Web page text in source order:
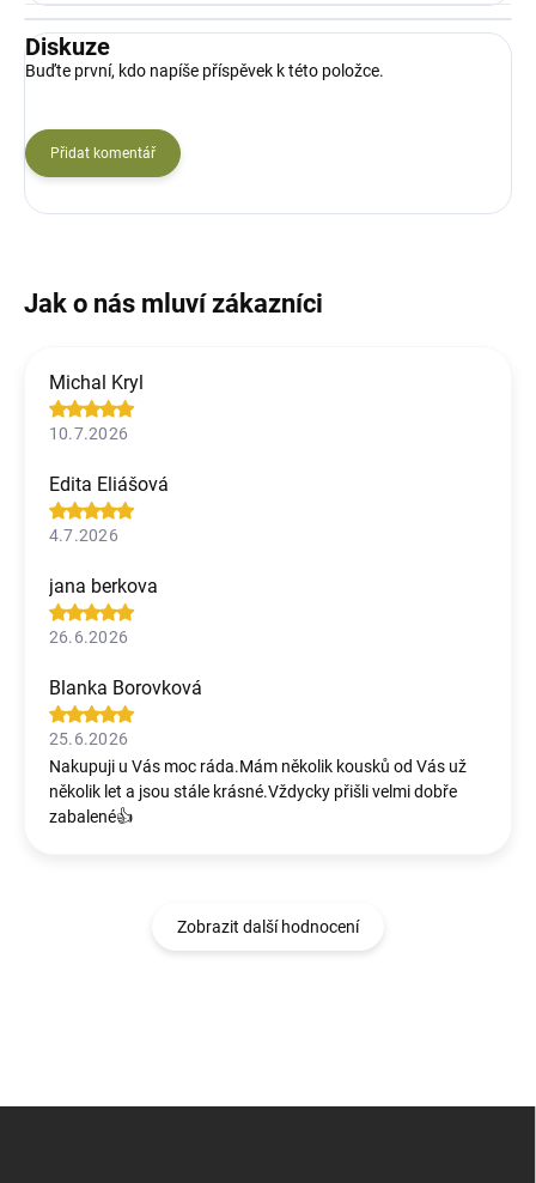
Diskuze
Buďte první, kdo napíše příspěvek k této položce.
Přidat komentář
Michal Kryl
10.7.2026
Edita Eliášová
4.7.2026
jana berkova
26.6.2026
Blanka Borovková
25.6.2026
Nakupuji u Vás moc ráda.Mám několik kousků od Vás už
několik let a jsou stále krásné.Vždycky přišli velmi dobře
zabalené👍
Zobrazit další hodnocení